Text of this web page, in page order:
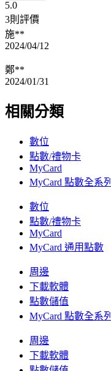
5.0
3則評價
施**
2024/04/12
鄭**
2024/01/31
相關分類
數位
點數/禮物卡
MyCard
MyCard 點數全系列
數位
點數/禮物卡
MyCard
MyCard 通用點數
周邊
下載軟體
點數儲值
MyCard 點數全系列
周邊
下載軟體